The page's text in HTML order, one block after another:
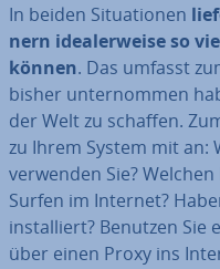
In beiden Si­tua­tio­nen
nern idea­ler­wei­se so
können. Das umfasst
bisher un­ter­nom­men
der Welt zu schaffen.
zu Ihrem System mit an:
verwenden Sie?
Surfen im Internet?
in­stal­liert? Benutzen Sie
über einen Proxy ins